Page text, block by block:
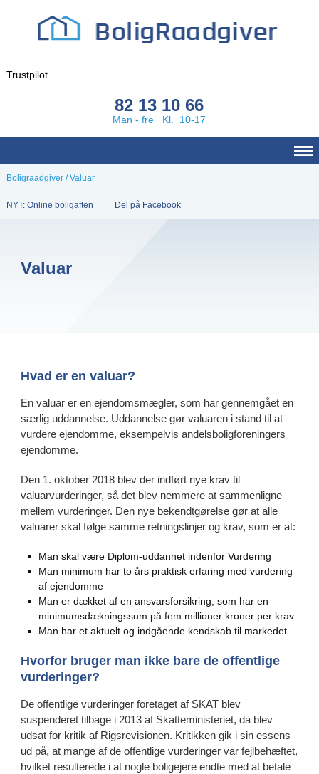
Trustpilot
82 13 10 66
Man - fre Kl. 10-17
Boligraadgiver/Valuar
NYT: Online boligaften Del på Facebook
Valuar
Hvad er en valuar?
En valuar er en ejendomsmægler, som har gennemgået en
særlig uddannelse. Uddannelse gør valuaren i stand til at
vurdere ejendomme, eksempelvis andelsboligforeningers
ejendomme.
Den 1. oktober 2018 blev der indført nye krav til
valuarvurderinger, så det blev nemmere at sammenligne
mellem vurderinger. Den nye bekendtgørelse gør at alle
valuarer skal følge samme retningslinjer og krav, som er at:
Man skal være Diplom-uddannet indenfor Vurdering
Man minimum har to års praktisk erfaring med vurdering
af ejendomme
Man er dækket af en ansvarsforsikring, som har en
minimumsdækningssum på fem millioner kroner per krav.
Man har et aktuelt og indgående kendskab til markedet
Hvorfor bruger man ikke bare de offentlige
vurderinger?
De offentlige vurderinger foretaget af SKAT blev
suspenderet tilbage i 2013 af Skatteministeriet, da blev
udsat for kritik af Rigsrevisionen. Kritikken gik i sin essens
ud på, at mange af de offentlige vurderinger var fejlbehæftet,
hvilket resulterede i at nogle boligejere endte med at betale